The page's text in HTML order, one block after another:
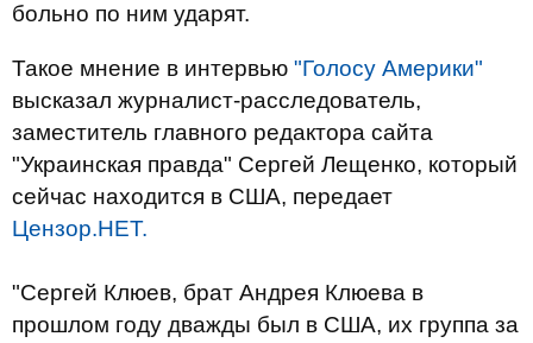
больно по ним ударят.
Такое мнение в интервью "Голосу Америки"
высказал журналист-расследователь,
заместитель главного редактора сайта
"Украинская правда" Сергей Лещенко, который
сейчас находится в США, передает
Цензор.НЕТ.
"Сергей Клюев, брат Андрея Клюева в
прошлом году дважды был в США, их группа за